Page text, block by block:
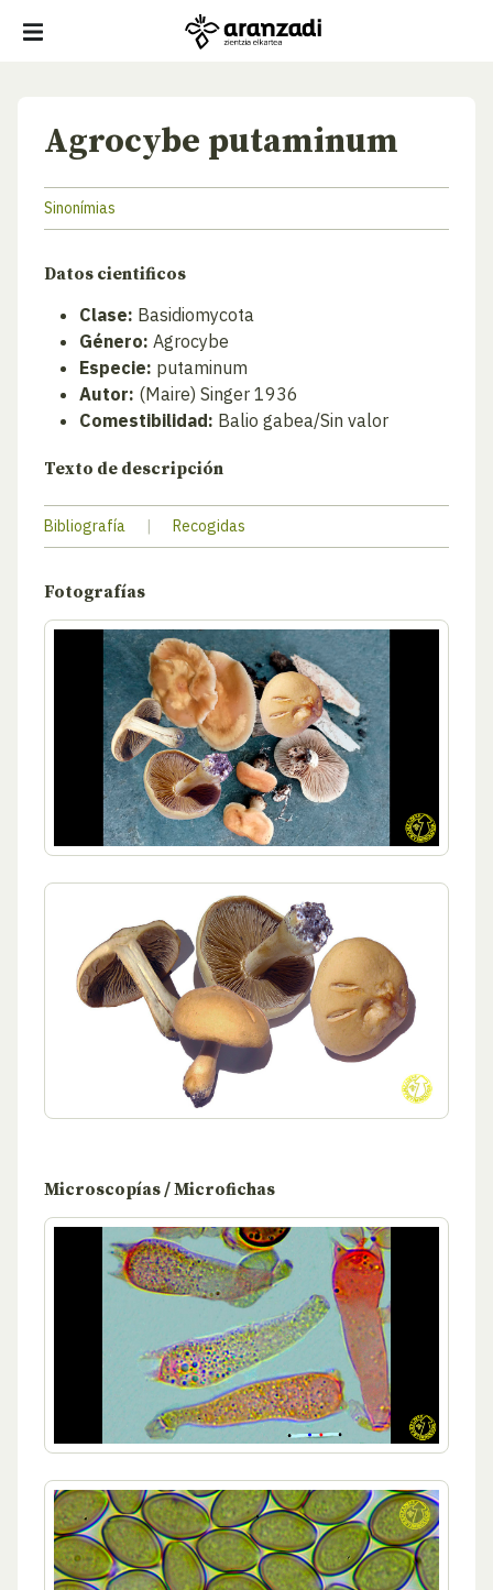
Agrocybe putaminum
Sinonímias
Datos cientificos
Clase: Basidiomycota
Género: Agrocybe
Especie: putaminum
Autor: (Maire) Singer 1936
Comestibilidad: Balio gabea/Sin valor
Texto de descripción
Bibliografía | Recogidas
Fotografías
Microscopías / Microfichas